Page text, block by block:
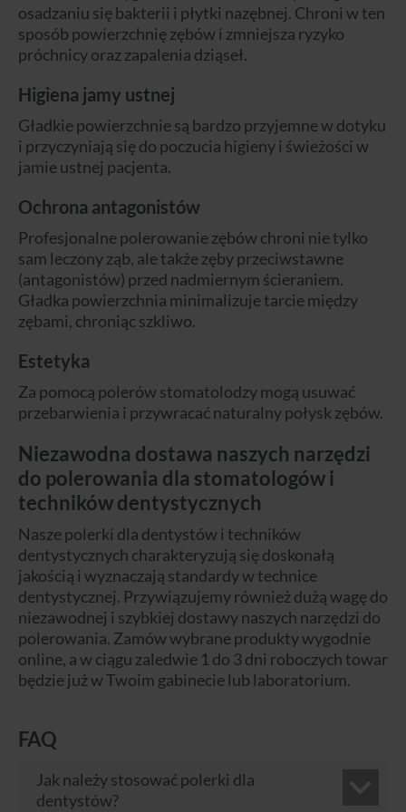
osadzaniu się bakterii i płytki nazębnej. Chroni w ten
sposób powierzchnię zębów i zmniejsza ryzyko
próchnicy oraz zapalenia dziąseł.
Higiena jamy ustnej
Gładkie powierzchnie są bardzo przyjemne w dotyku
i przyczyniają się do poczucia higieny i świeżości w
jamie ustnej pacjenta.
Ochrona antagonistów
Profesjonalne polerowanie zębów chroni nie tylko
sam leczony ząb, ale także zęby przeciwstawne
(antagonistów) przed nadmiernym ścieraniem.
Gładka powierzchnia minimalizuje tarcie między
zębami, chroniąc szkliwo.
Estetyka
Za pomocą polerów stomatolodzy mogą usuwać
przebarwienia i przywracać naturalny połysk zębów.
Niezawodna dostawa naszych narzędzi
do polerowania dla stomatologów i
techników dentystycznych
Nasze polerki dla dentystów i techników
dentystycznych charakteryzują się doskonałą
jakością i wyznaczają standardy w technice
dentystycznej. Przywiązujemy również dużą wagę do
niezawodnej i szybkiej dostawy naszych narzędzi do
polerowania. Zamów wybrane produkty wygodnie
online, a w ciągu zaledwie 1 do 3 dni roboczych towar
będzie już w Twoim gabinecie lub laboratorium.
FAQ
Jak należy stosować polerki dla
dentystów?